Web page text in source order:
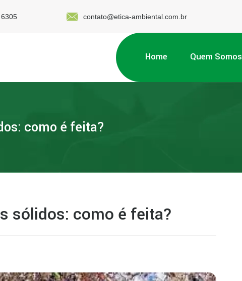
contato@etica-ambiental.com.br
Home Quem Somos
como é feita?
sólidos: como é feita?